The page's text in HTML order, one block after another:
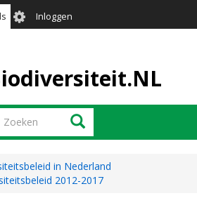
User
account
Inloggen
Zoeken
in Nederland
2012-2017